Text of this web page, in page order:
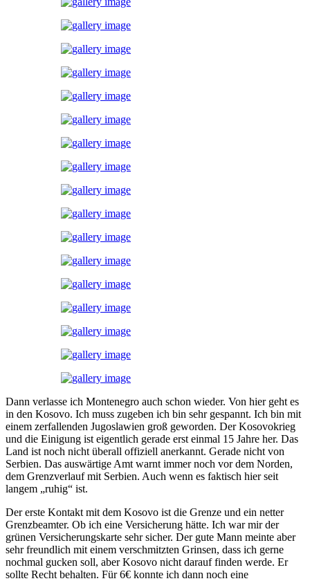
Dann verlasse ich Montenegro auch schon wieder. Von hier geht es
in den Kosovo. Ich muss zugeben ich bin sehr gespannt. Ich bin mit
einem zerfallenden Jugoslawien groß geworden. Der Kosovokrieg
und die Einigung ist eigentlich gerade erst einmal 15 Jahre her. Das
Land ist noch nicht überall offiziell anerkannt. Gerade nicht von
Serbien. Das auswärtige Amt warnt immer noch vor dem Norden,
dem Grenzverlauf mit Serbien. Auch wenn es faktisch hier seit
langem „ruhig“ ist.
Der erste Kontakt mit dem Kosovo ist die Grenze und ein netter
Grenzbeamter. Ob ich eine Versicherung hätte. Ich war mir der
grünen Versicherungskarte sehr sicher. Der gute Mann meinte aber
sehr freundlich mit einem verschmitzten Grinsen, dass ich gerne
nochmal gucken soll, aber Kosovo nicht darauf finden werde. Er
sollte Recht behalten. Für 6€ konnte ich dann noch eine